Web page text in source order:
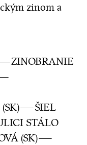
zinom a
ZINOBRANIE
— ŠIEL
STÁLO
(SK) —